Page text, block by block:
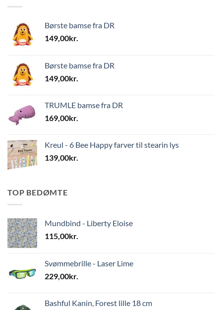
Børste bamse fra DR
149,00kr.
Børste bamse fra DR
149,00kr.
TRUMLE bamse fra DR
169,00kr.
Kreul - 6 Bee Happy farver til stearin lys
139,00kr.
TOP BEDØMTE
Mundbind - Liberty Eloise
115,00kr.
Svømmebrille - Laser Lime
229,00kr.
Bashful Kanin, Forest lille 18 cm